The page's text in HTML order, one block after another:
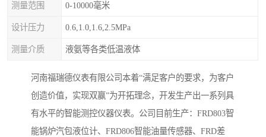
测量范围 0-10000毫米
设计压力 0.6,1.0,1.6,2.5MPa
测量介质 液氨等各类低温液体
河南福瑞德仪表有限公司本着“满足客户的要求，为客户
创造价值，实现双赢”为开拓理念，开发生产出一系列具
有水平的智能测控仪器仪表。公司目前生产：FRD803智
能锅炉汽包液位计、FRD806智能油量传感器、FRD差